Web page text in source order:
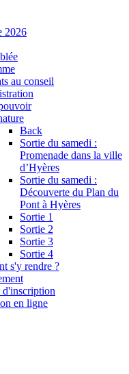
2026
au conseil
Back
Sortie du samedi :
Promenade dans la ville
d’Hyères
Sortie du samedi :
Découverte du Plan du
Pont à Hyères
Sortie 1
Sortie 2
Sortie 3
Sortie 4
s'y rendre ?
d'inscription
en ligne